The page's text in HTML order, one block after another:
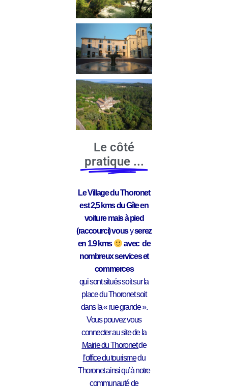
Le côté
pratique ...
Le Village du Thoronet
est 2,5 kms du Gîte en
voiture mais à pied
(raccourci) vousyserez
en 1.9 kms
avec de
nombreux services et
commerces
qui sont situés soit sur la
place du Thoronet soit
dans la « rue grande ».
Vous pouvez vous
connecter au site de la
Mairie du Thoronetde
l’office du tourismedu
Thoronetainsi qu’à notre
communauté de